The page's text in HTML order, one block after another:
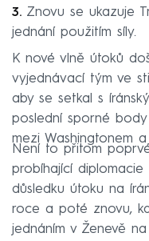
Znovu se ukazuje
jednání použitím síly.
K nové vlně útoků
vyjednávací tým ve
aby se setkal s
poslední sporné
mezi Washingtonem a
Není to přitom
probíhající
důsledku útoku na
roce a poté znovu,
jednáním v Ženevě